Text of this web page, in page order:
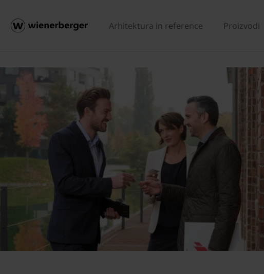
Arhitektura in reference Proizvodi